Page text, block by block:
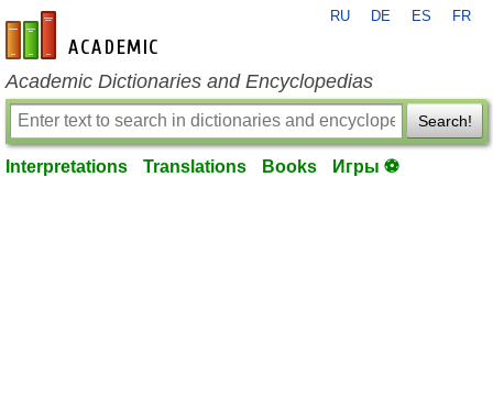
en-academic.com
RU DE ES FR
Academic Dictionaries and Encyclopedias
Search!
Interpretations Translations Books Игры ⚽